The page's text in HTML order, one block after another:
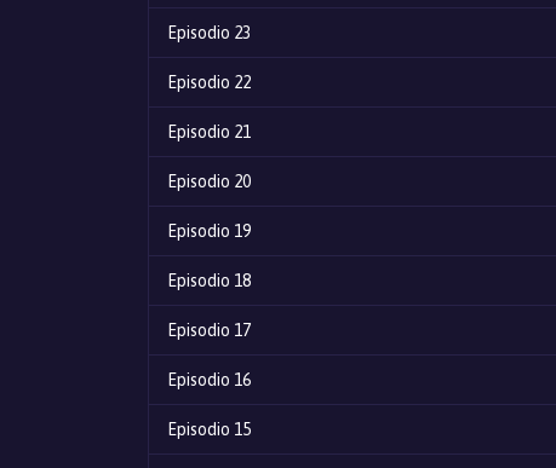
Episodio 23
Episodio 22
Episodio 21
Episodio 20
Episodio 19
Episodio 18
Episodio 17
Episodio 16
Episodio 15